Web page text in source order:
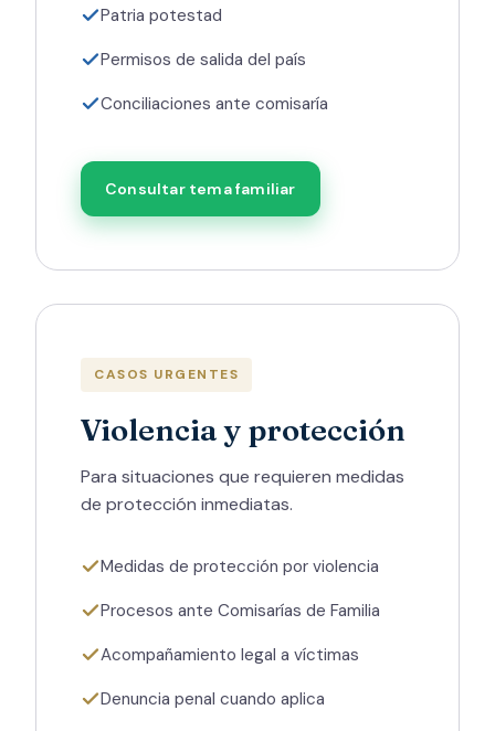
Patria potestad
Permisos de salida del país
Conciliaciones ante comisaría
Consultar tema familiar
CASOS URGENTES
Violencia y protección
Para situaciones que requieren medidas
de protección inmediatas.
Medidas de protección por violencia
Procesos ante Comisarías de Familia
Acompañamiento legal a víctimas
Denuncia penal cuando aplica